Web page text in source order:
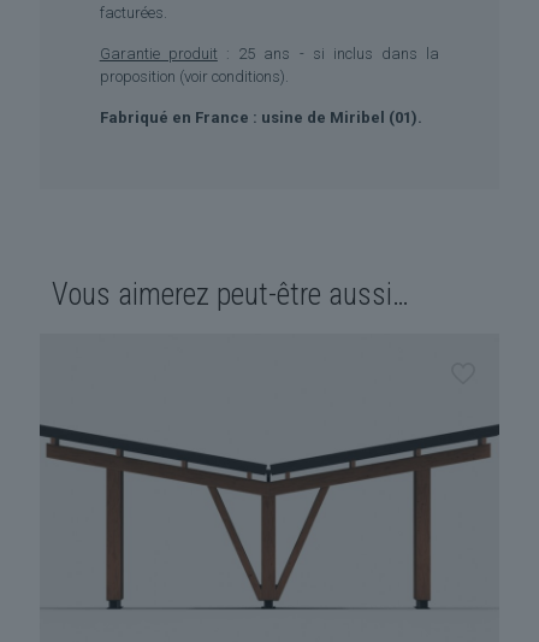
facturées.
Garantie produit : 25 ans - si inclus dans la
proposition (voir conditions).
Fabriqué en France : usine de Miribel (01).
Vous aimerez peut-être aussi…